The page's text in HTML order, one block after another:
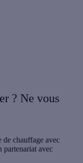
? Ne vous
de chauffage avec
partenariat avec